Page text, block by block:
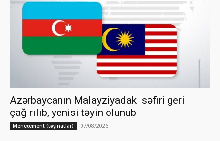
Azərbaycanın Malayziyadakı səfiri geri
çağırılıb, yenisi təyin olunub
Menecement (təyinatlar) 07/08/2026